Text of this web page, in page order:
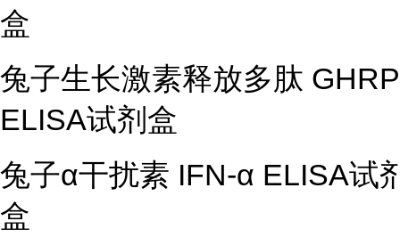
盒
兔子生长激素释放多肽 GHRP
ELISA试剂盒
兔子α干扰素 IFN-α ELISA试
盒